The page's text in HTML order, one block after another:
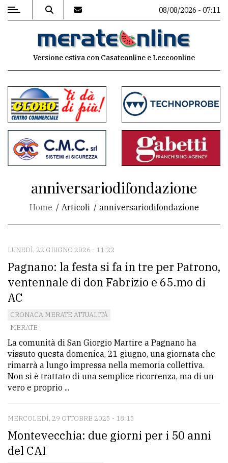
MENU
commenti
Contenuti
del
sito
CONTATTI
La
redazione
Per
la
tua
pubblicità
per
comune
08/08/2026 - 07:11
Versione estiva con Casateonline e Leccoonline
anniversariodifondazione
Home Articoli anniversariodifondazione
LUNEDÌ, 22 GIUGNO 2026 - 11:22
Pagnano: la festa si fa in tre per Patrono,
ventennale di don Fabrizio e 65.mo di
AC
CRONACA MERATE ATTUALITÀ
MERATE
La comunità di San Giorgio Martire a Pagnano ha
vissuto questa domenica, 21 giugno, una giornata che
rimarrà a lungo impressa nella memoria collettiva.
Non si è trattato di una semplice ricorrenza, ma di un
vero e proprio ...
MERCOLEDÌ, 29 OTTOBRE 2025 - 18:15
Montevecchia: due giorni per i 50 anni
del CAI